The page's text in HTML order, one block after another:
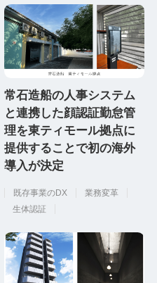
常石造船の人事システム
と連携した顔認証勤怠管
理を東ティモール拠点に
提供することで初の海外
導入が決定
既存事業のDX
業務変革
生体認証